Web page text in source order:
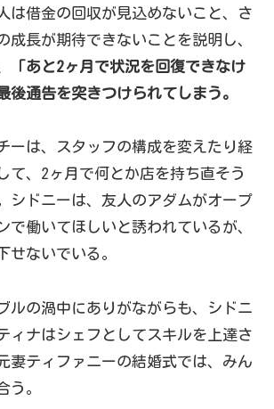
は借金の回収が見込めないこと、さ
成長が期待できないことを説明し、
「あと2ヶ月で状況を回復できなけ
後通告を突きつけられてしまう。
ーは、スタッフの構成を変えたり経
て、2ヶ月で何とか店を持ち直そう
シドニーは、友人のアダムがオープ
で働いてほしいと誘われているが、
せないでいる。
ルの渦中にありがながらも、シドニ
ィナはシェフとしてスキルを上達さ
妻ティファニーの結婚式では、みん
う。